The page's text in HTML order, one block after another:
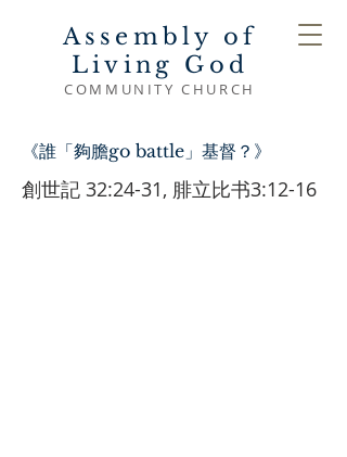
Assembly of
Living God
COMMUNITY CHURCH
《誰「夠膽go battle」基督？》
創世記 32:24-31, 腓立比书3:12-16